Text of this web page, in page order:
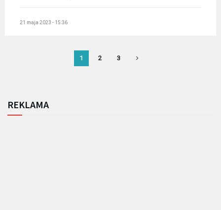
21 maja 2023 - 15:36
1 2 3
REKLAMA